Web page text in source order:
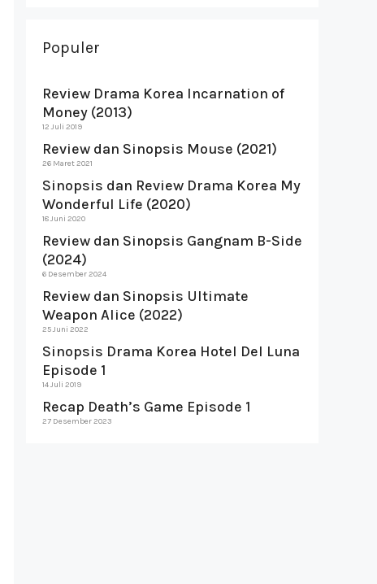
Populer
Review Drama Korea Incarnation of
Money (2013)
12 Juli 2019
Review dan Sinopsis Mouse (2021)
26 Maret 2021
Sinopsis dan Review Drama Korea My
Wonderful Life (2020)
18 Juni 2020
Review dan Sinopsis Gangnam B-Side
(2024)
6 Desember 2024
Review dan Sinopsis Ultimate
Weapon Alice (2022)
25 Juni 2022
Sinopsis Drama Korea Hotel Del Luna
Episode 1
14 Juli 2019
Recap Death’s Game Episode 1
27 Desember 2023